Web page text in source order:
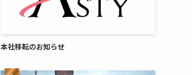
本社移転のお知らせ